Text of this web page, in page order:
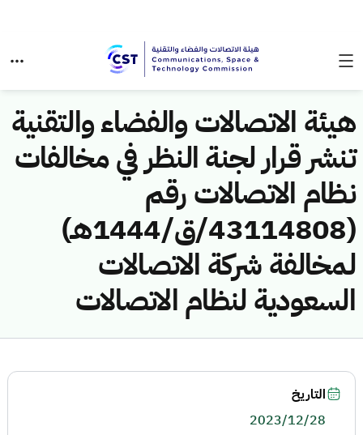
هيئة الاتصالات والفضاء والتقنية
تنشر قرار لجنة النظر في مخالفات
نظام الاتصالات رقم
(43114808/ق/1444هـ)
لمخالفة شركة الاتصالات
السعودية لنظام الاتصالات
التاريخ
2023/12/28